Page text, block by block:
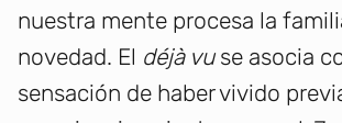
nuestra mente procesa la
novedad. El déjà vuse asocia
sensación de haber vivido